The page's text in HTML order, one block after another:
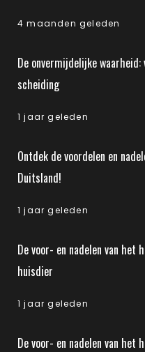
4 maanden geleden
De onvermijdelijke waarheid:
scheiding
1 jaar geleden
Ontdek de voordelen en
Duitsland!
1 jaar geleden
De voor- en nadelen van het
huisdier
1 jaar geleden
De voor- en nadelen van het